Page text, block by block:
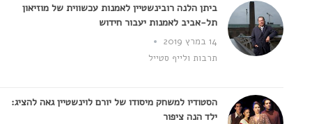
ביתן הלנה רובינשטיין לאמנות עכשווית של מוזיאון
תל-אביב לאמנות יעבור חידוש
14 במרץ 2019
תרבות ולייף סטייל
הסטודיו למשחק מיסודו של יורם לוינשטיין גאה להציג:
ילד הנה ציפור